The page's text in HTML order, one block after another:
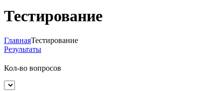
Тестирование
ГлавнаяТестирование
Результаты
Кол-во вопросов